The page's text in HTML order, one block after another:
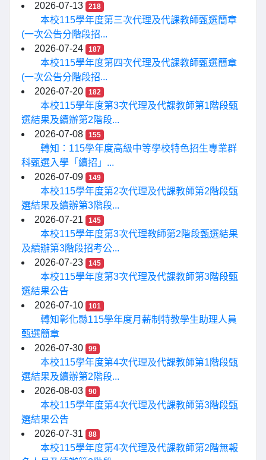
2026-07-13
218
本校115學年度第三次代理及代課教師甄選簡章
(一次公告分階段招...
2026-07-24
187
本校115學年度第四次代理及代課教師甄選簡章
(一次公告分階段招...
2026-07-20
182
本校115學年度第3次代理及代課教師第1階段甄
選結果及續辦第2階段...
2026-07-08
155
轉知：115學年度高級中等學校特色招生專業群
科甄選入學「續招」...
2026-07-09
149
本校115學年度第2次代理及代課教師第2階段甄
選結果及續辦第3階段...
2026-07-21
145
本校115學年度第3次代理教師第2階段甄選結果
及續辦第3階段招考公...
2026-07-23
145
本校115學年度第3次代理及代課教師第3階段甄
選結果公告
2026-07-10
101
轉知彰化縣115學年度月薪制特教學生助理人員
甄選簡章
2026-07-30
99
本校115學年度第4次代理及代課教師第1階段甄
選結果及續辦第2階段...
2026-08-03
90
本校115學年度第4次代理及代課教師第3階段甄
選結果公告
2026-07-31
88
本校115學年度第4次代理及代課教師第2階無報